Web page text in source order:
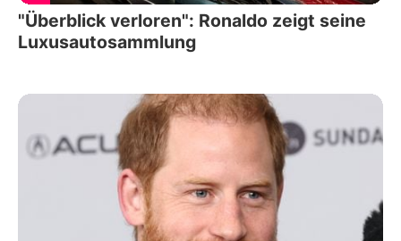
"Überblick verloren": Ronaldo zeigt seine
Luxusautosammlung